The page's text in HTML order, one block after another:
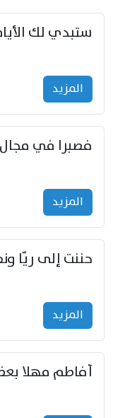
المزید
المزید
المزید